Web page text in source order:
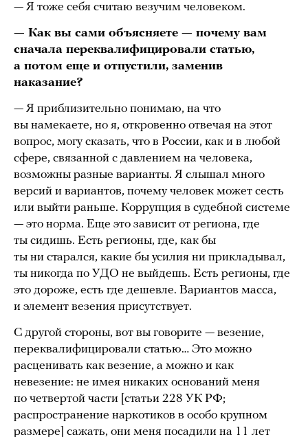
— Я тоже себя считаю везучим человеком.
— Как вы сами объясняете — почему вам
сначала переквалифицировали статью,
а потом еще и отпустили, заменив
наказание?
— Я приблизительно понимаю, на что
вы намекаете, но я, откровенно отвечая на этот
вопрос, могу сказать, что в России, как и в любой
сфере, связанной с давлением на человека,
возможны разные варианты. Я слышал много
версий и вариантов, почему человек может сесть
или выйти раньше. Коррупция в судебной системе
— это норма. Еще это зависит от региона, где
ты сидишь. Есть регионы, где, как бы
ты ни старался, какие бы усилия ни прикладывал,
ты никогда по УДО не выйдешь. Есть регионы, где
это дороже, есть где дешевле. Вариантов масса,
и элемент везения присутствует.
С другой стороны, вот вы говорите — везение,
переквалифицировали статью… Это можно
расценивать как везение, а можно и как
невезение: не имея никаких оснований меня
по четвертой части [статьи 228 УК РФ;
распространение наркотиков в особо крупном
размере] сажать, они меня посадили на 11 лет